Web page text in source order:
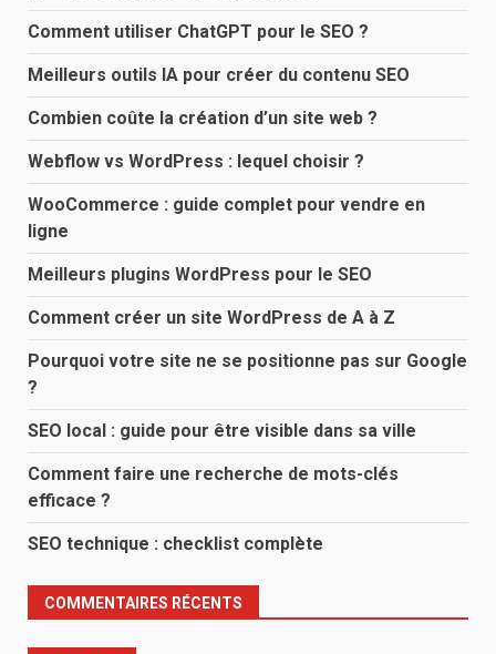
Comment utiliser ChatGPT pour le SEO ?
Meilleurs outils IA pour créer du contenu SEO
Combien coûte la création d’un site web ?
Webflow vs WordPress : lequel choisir ?
WooCommerce : guide complet pour vendre en
ligne
Meilleurs plugins WordPress pour le SEO
Comment créer un site WordPress de A à Z
Pourquoi votre site ne se positionne pas sur Google
?
SEO local : guide pour être visible dans sa ville
Comment faire une recherche de mots-clés
efficace ?
SEO technique : checklist complète
COMMENTAIRES RÉCENTS